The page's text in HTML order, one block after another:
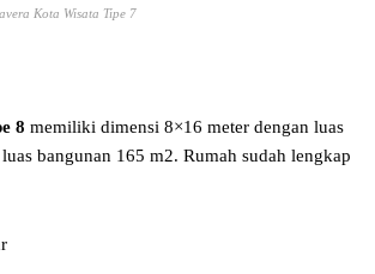
Kota Wisata Tipe 7
8 memiliki dimensi 8×16 meter dengan luas
bangunan 165 m2. Rumah sudah lengkap